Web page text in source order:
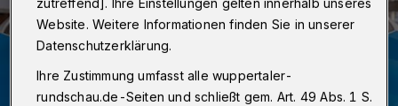
zutreffend]. Ihre Einstellungen gelten innerhalb unseres
Website. Weitere Informationen finden Sie in unserer
Datenschutzerklärung.
Ihre Zustimmung umfasst alle wuppertaler-
rundschau.de-Seiten und schließt gem. Art. 49 Abs. 1 S.